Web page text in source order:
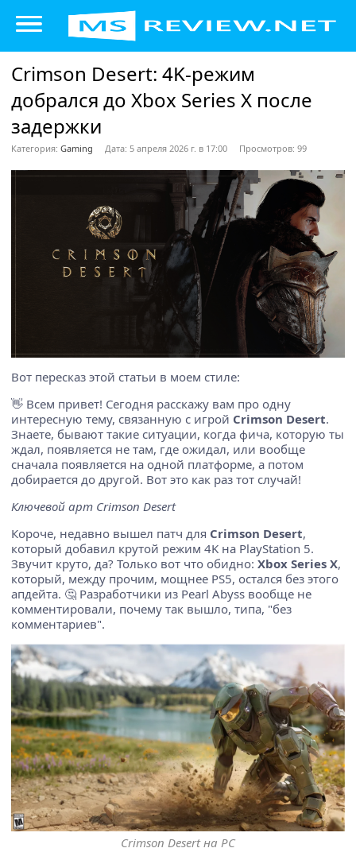
Crimson Desert: 4K-режим
добрался до Xbox Series X после
задержки
Категория: Gaming Дата: 5 апреля 2026 г. в 17:00 Просмотров: 99
Вот пересказ этой статьи в моем стиле:
👋 Всем привет! Сегодня расскажу вам про одну
интересную тему, связанную с игрой Crimson Desert.
Знаете, бывают такие ситуации, когда фича, которую ты
ждал, появляется не там, где ожидал, или вообще
сначала появляется на одной платформе, а потом
добирается до другой. Вот это как раз тот случай!
Ключевой арт Crimson Desert
Короче, недавно вышел патч для Crimson Desert,
который добавил крутой режим 4K на PlayStation 5.
Звучит круто, да? Только вот что обидно: Xbox Series X,
который, между прочим, мощнее PS5, остался без этого
апдейта. 🤔 Разработчики из Pearl Abyss вообще не
комментировали, почему так вышло, типа, "без
комментариев".
Crimson Desert на PC